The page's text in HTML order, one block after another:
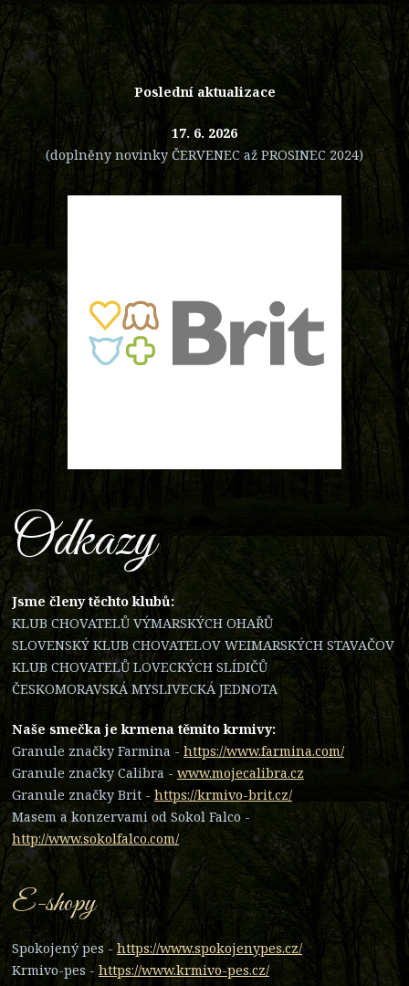
Poslední aktualizace
17. 6. 2026
(doplněny novinky ČERVENEC až PROSINEC 2024)
Odkazy
Jsme členy těchto klubů:
KLUB CHOVATELŮ VÝMARSKÝCH OHAŘŮ
SLOVENSKÝ KLUB CHOVATELOV WEIMARSKÝCH STAVAČOV
KLUB CHOVATELŮ LOVECKÝCH SLÍDIČŮ
ČESKOMORAVSKÁ MYSLIVECKÁ JEDNOTA
Naše smečka je krmena těmito krmivy:
Granule značky Farmina - https://www.farmina.com/
Granule značky Calibra - www.mojecalibra.cz
Granule značky Brit - https://krmivo-brit.cz/
Masem a konzervami od Sokol Falco -
http://www.sokolfalco.com/
E-shopy
Spokojený pes - https://www.spokojenypes.cz/
Krmivo-pes -https://www.krmivo-pes.cz/